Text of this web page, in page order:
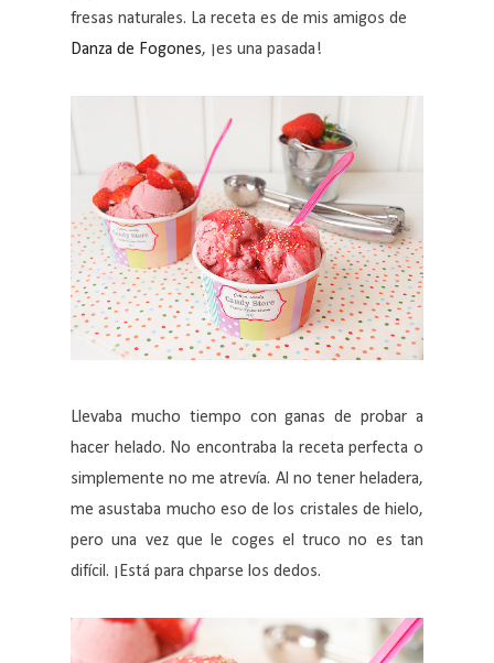
fresas naturales. La receta es de mis amigos de
Danza de Fogones, ¡es una pasada!
Llevaba mucho tiempo con ganas de probar a
hacer helado. No encontraba la receta perfecta o
simplemente no me atrevía. Al no tener heladera,
me asustaba mucho eso de los cristales de hielo,
pero una vez que le coges el truco no es tan
difícil. ¡Está para chparse los dedos.